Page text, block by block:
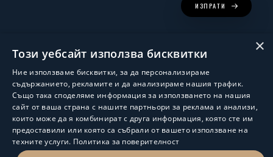
ИЗПРАТИ
Изработка и поддръжка:ShalomDev.com
×
Този уебсайт използва бисквитки
Ние използваме бисквитки, за да персонализираме
съдържанието, рекламите и да анализираме нашия трафик.
Също така споделяме информация за използването на нашия
сайт от ваша страна с нашите партньори за реклама и анализи,
които може да я комбинират с друга информация, която сте им
предоставили или която са събрали от вашето използване на
техните услуги. Политика за поверителност